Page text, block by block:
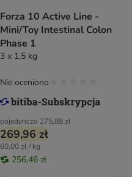
Forza 10 Active Line -
Mini/Toy Intestinal Colon
Phase 1
3 x 1,5 kg
pojedynczo 275,88 zł
269,96 zł
60,00 zł / kg
256,46 zł
Nie oceniono